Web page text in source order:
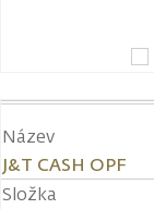
Název
J&T CASH OPF
Složka